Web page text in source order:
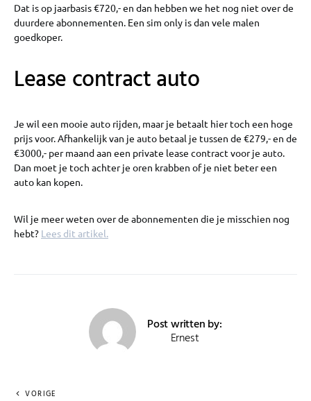
Dat is op jaarbasis €720,- en dan hebben we het nog niet over de
duurdere abonnementen. Een sim only is dan vele malen
goedkoper.
Lease contract auto
Je wil een mooie auto rijden, maar je betaalt hier toch een hoge
prijs voor. Afhankelijk van je auto betaal je tussen de €279,- en de
€3000,- per maand aan een private lease contract voor je auto.
Dan moet je toch achter je oren krabben of je niet beter een
auto kan kopen.
Wil je meer weten over de abonnementen die je misschien nog
hebt? Lees dit artikel.
Post written by:
Ernest
VORIGE